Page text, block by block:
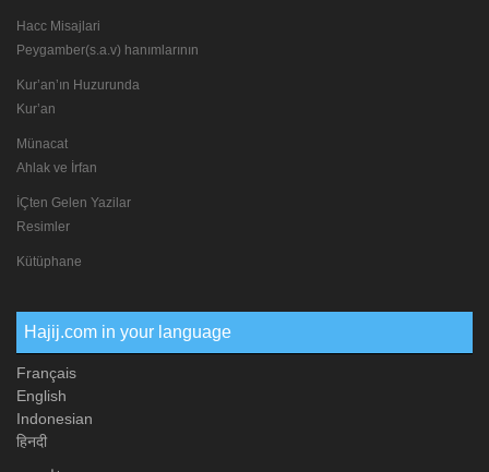
Hacc Misajlari
Peygamber(s.a.v) hanımlarının
Kur’an’ın Huzurunda
Kur’an
Münacat
Ahlak ve İrfan
İÇten Gelen Yazilar
Resimler
Kütüphane
Hajij.com in your language
Français
English
Indonesian
हिनदी